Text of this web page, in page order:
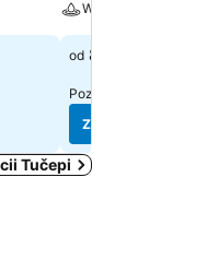
Wellness
od 84 €
Pozrieť ceny z(o)
Zobraziť ceny
Tučepi